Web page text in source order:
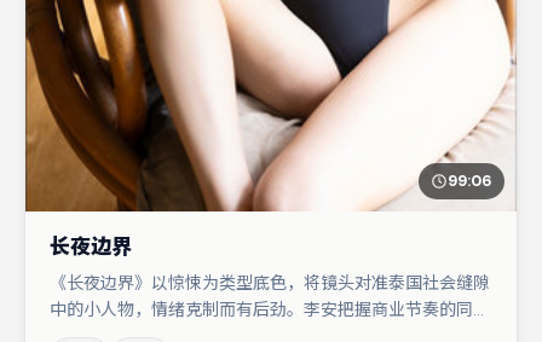
99:06
长夜边界
《长夜边界》以惊悚为类型底色，将镜头对准泰国社会缝隙
中的小人物，情绪克制而有后劲。李安把握商业节奏的同时